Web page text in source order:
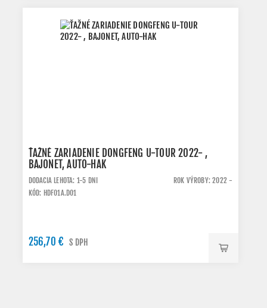
ŤAŽNÉ ZARIADENIE DONGFENG U-TOUR 2022- ,
BAJONET, AUTO-HAK
DODACIA LEHOTA: 1-5 DNI
ROK VÝROBY: 2022 -
KÓD: HDF01A.DO1
256,70 € S DPH